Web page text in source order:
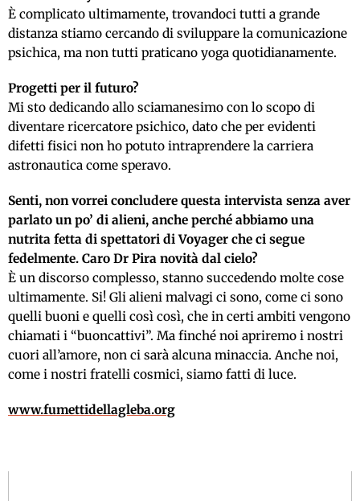
È complicato ultimamente, trovandoci tutti a grande
distanza stiamo cercando di sviluppare la comunicazione
psichica, ma non tutti praticano yoga quotidianamente.
Progetti per il futuro?
Mi sto dedicando allo sciamanesimo con lo scopo di
diventare ricercatore psichico, dato che per evidenti
difetti fisici non ho potuto intraprendere la carriera
astronautica come speravo.
Senti, non vorrei concludere questa intervista senza aver
parlato un po’ di alieni, anche perché abbiamo una
nutrita fetta di spettatori di Voyager che ci segue
fedelmente. Caro Dr Pira novità dal cielo?
È un discorso complesso, stanno succedendo molte cose
ultimamente. Si! Gli alieni malvagi ci sono, come ci sono
quelli buoni e quelli così così, che in certi ambiti vengono
chiamati i “buoncattivi”. Ma finché noi apriremo i nostri
cuori all’amore, non ci sarà alcuna minaccia. Anche noi,
come i nostri fratelli cosmici, siamo fatti di luce.
www.fumettidellagleba.org